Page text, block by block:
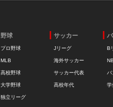
野球
プロ野球
MLB
高校野球
大学野球
独立リーグ
サッカー
Jリーグ
海外サッカー
サッカー代表
高校年代
B
学